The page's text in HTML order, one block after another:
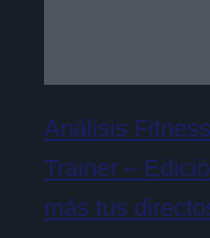
Análisis
Trainer –
más tus